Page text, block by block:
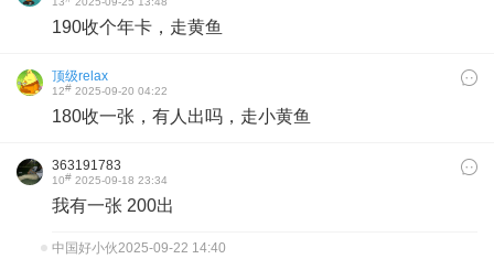
190收个年卡，走黄鱼
顶级relax
12# 2025-09-20 04:22
180收一张，有人出吗，走小黄鱼
363191783
10# 2025-09-18 23:34
我有一张 200出
中国好小伙2025-09-22 14:40